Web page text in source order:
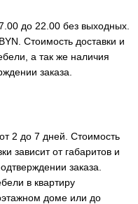
до 22.00 без выходных.
Стоимость доставки и
а так же наличия
заказа.
2 до 7 дней. Стоимость
зависит от габаритов и
заказа.
в квартиру
доме или до